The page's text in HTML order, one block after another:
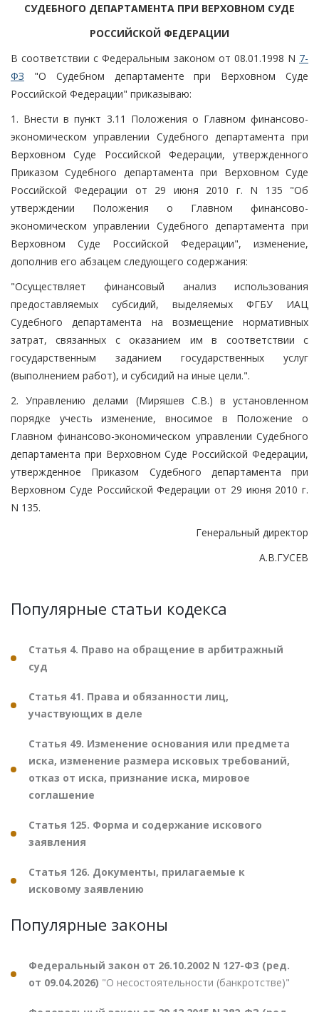
СУДЕБНОГО ДЕПАРТАМЕНТА ПРИ ВЕРХОВНОМ СУДЕ
РОССИЙСКОЙ ФЕДЕРАЦИИ
В соответствии с Федеральным законом от 08.01.1998 N 7-
ФЗ "О Судебном департаменте при Верховном Суде
Российской Федерации" приказываю:
1. Внести в пункт 3.11 Положения о Главном финансово-
экономическом управлении Судебного департамента при
Верховном Суде Российской Федерации, утвержденного
Приказом Судебного департамента при Верховном Суде
Российской Федерации от 29 июня 2010 г. N 135 "Об
утверждении Положения о Главном финансово-
экономическом управлении Судебного департамента при
Верховном Суде Российской Федерации", изменение,
дополнив его абзацем следующего содержания:
"Осуществляет финансовый анализ использования
предоставляемых субсидий, выделяемых ФГБУ ИАЦ
Судебного департамента на возмещение нормативных
затрат, связанных с оказанием им в соответствии с
государственным заданием государственных услуг
(выполнением работ), и субсидий на иные цели.".
2. Управлению делами (Миряшев С.В.) в установленном
порядке учесть изменение, вносимое в Положение о
Главном финансово-экономическом управлении Судебного
департамента при Верховном Суде Российской Федерации,
утвержденное Приказом Судебного департамента при
Верховном Суде Российской Федерации от 29 июня 2010 г.
N 135.
Генеральный директор
А.В.ГУСЕВ
Популярные статьи кодекса
Статья 4. Право на обращение в арбитражный
суд
Статья 41. Права и обязанности лиц,
участвующих в деле
Статья 49. Изменение основания или предмета
иска, изменение размера исковых требований,
отказ от иска, признание иска, мировое
соглашение
Статья 125. Форма и содержание искового
заявления
Статья 126. Документы, прилагаемые к
исковому заявлению
Популярные законы
Федеральный закон от 26.10.2002 N 127-ФЗ (ред.
от 09.04.2026) "О несостоятельности (банкротстве)"